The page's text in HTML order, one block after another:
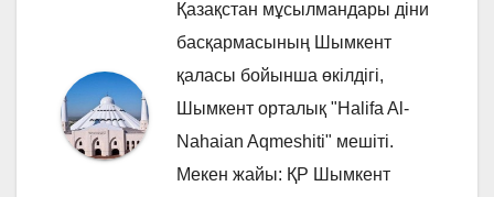
Қазақстан мұсылмандары діни
басқармасының Шымкент
қаласы бойынша өкілдігі,
Шымкент орталық "Halifa Al-
Nahaian Aqmeshiti" мешіті.
Мекен жайы: ҚР Шымкент